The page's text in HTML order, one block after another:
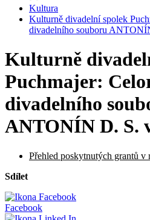
Kultura
Kulturně divadelní spolek
divadelního souboru
Kulturně
Puchmajer:
divadelního
ANTONÍN D. S.
Přehled poskytnutých grantů v
Sdílet
Facebook